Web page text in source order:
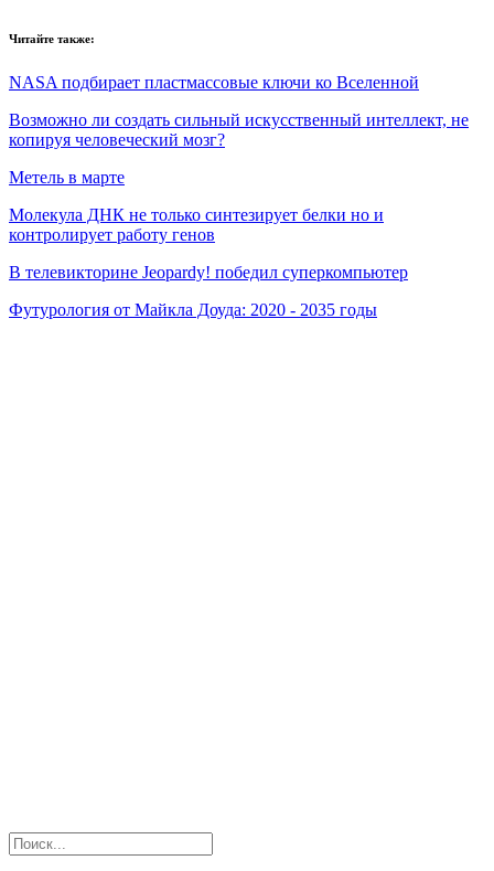
Читайте также:
NASA подбирает пластмассовые ключи ко Вселенной
Возможно ли создать сильный искусственный интеллект, не
копируя человеческий мозг?
Метель в марте
Молекула ДНК не только синтезирует белки но и
контролирует работу генов
В телевикторине Jeopardy! победил суперкомпьютер
Футурология от Майкла Доуда: 2020 - 2035 годы